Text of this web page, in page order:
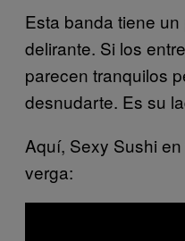
Esta banda tiene
delirante. Si los
parecen tranquilos
desnudarte. Es su
Aquí, Sexy Sushi
verga: